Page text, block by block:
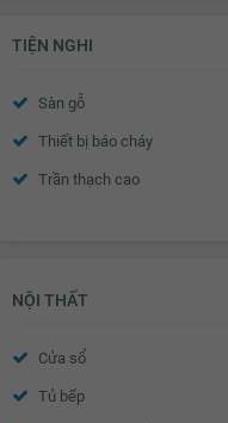
TIỆN NGHI
Sàn gỗ
Thiết bị báo cháy
Trần thạch cao
NỘI THẤT
Cửa sổ
Tủ bếp